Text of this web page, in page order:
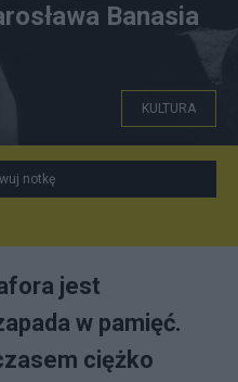
Banasia
KULTURA
notkę
jest
w pamięć.
ciężko